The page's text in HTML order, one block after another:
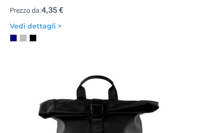
Prezzo da:4,35 €
Vedi dettagli >